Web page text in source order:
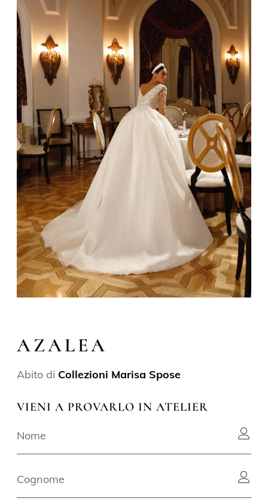
AZALEA
Abito di Collezioni Marisa Spose
VIENI A PROVARLO IN ATELIER